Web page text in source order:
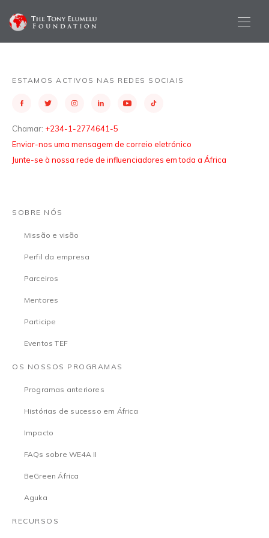
ESTAMOS ACTIVOS NAS REDES SOCIAIS
Chamar: +234-1-2774641-5
Enviar-nos uma mensagem de correio eletrónico
Junte-se à nossa rede de influenciadores em toda a África
SOBRE NÓS
Missão e visão
Perfil da empresa
Parceiros
Mentores
Participe
Eventos TEF
OS NOSSOS PROGRAMAS
Programas anteriores
Histórias de sucesso em África
Impacto
FAQs sobre WE4A II
BeGreen África
Aguka
RECURSOS